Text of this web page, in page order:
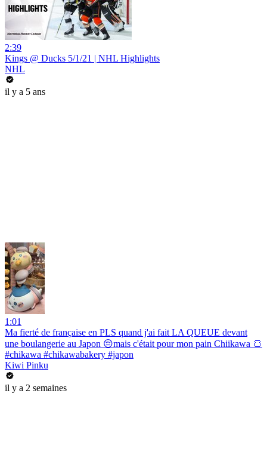
2:39
Kings @ Ducks 5/1/21 | NHL Highlights
NHL
il y a 5 ans
1:01
Ma fierté de française en PLS quand j'ai fait LA QUEUE devant
une boulangerie au Japon 😔mais c'était pour mon pain Chiikawa 🍞
#chikawa #chikawabakery #japon
Kiwi Pinku
il y a 2 semaines